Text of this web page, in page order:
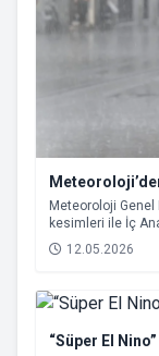
Meteoroloji Genel
kesimleri ile İç
sağanak nedeniyle
12.05.2026
“Süper El